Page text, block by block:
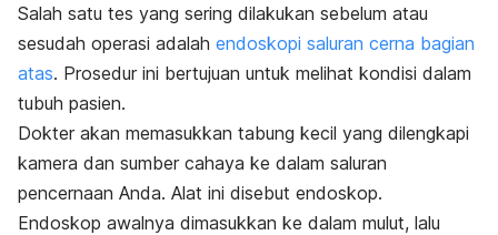
Salah satu tes yang sering dilakukan sebelum atau
sesudah operasi adalah endoskopi saluran cerna bagian
atas. Prosedur ini bertujuan untuk melihat kondisi dalam
tubuh pasien.
Dokter akan memasukkan tabung kecil yang dilengkapi
kamera dan sumber cahaya ke dalam saluran
pencernaan Anda. Alat ini disebut endoskop.
Endoskop awalnya dimasukkan ke dalam mulut, lalu